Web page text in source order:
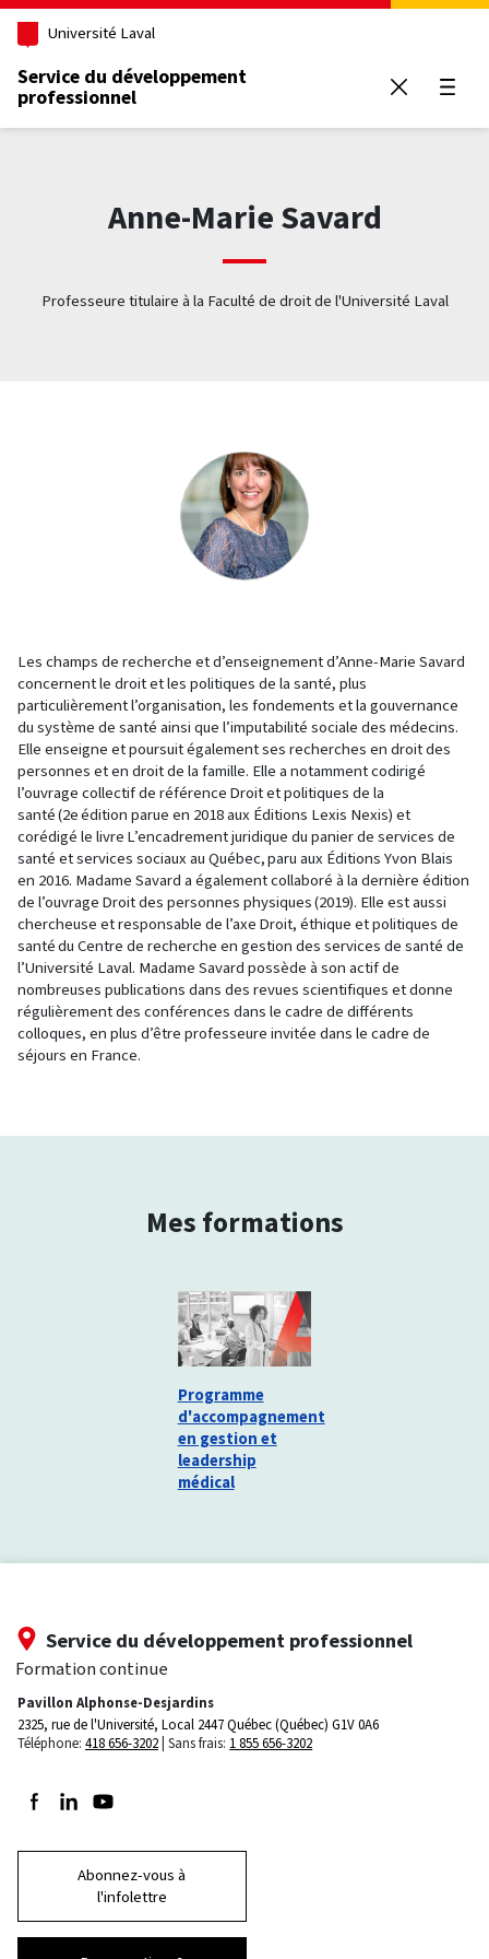
Aller au contenu principal
Université Laval
Service du développement
professionnel
Anne-Marie Savard
Professeure titulaire à la Faculté de droit de l'Université Laval
Les champs de recherche et d’enseignement d’Anne-Marie Savard
concernent le droit et les politiques de la santé, plus
particulièrement l’organisation, les fondements et la gouvernance
du système de santé ainsi que l’imputabilité sociale des médecins.
Elle enseigne et poursuit également ses recherches en droit des
personnes et en droit de la famille. Elle a notamment codirigé
l’ouvrage collectif de référence Droit et politiques de la
santé (2e édition parue en 2018 aux Éditions Lexis Nexis) et
corédigé le livre L’encadrement juridique du panier de services de
santé et services sociaux au Québec, paru aux Éditions Yvon Blais
en 2016. Madame Savard a également collaboré à la dernière édition
de l’ouvrage Droit des personnes physiques (2019). Elle est aussi
chercheuse et responsable de l’axe Droit, éthique et politiques de
santé du Centre de recherche en gestion des services de santé de
l’Université Laval. Madame Savard possède à son actif de
nombreuses publications dans des revues scientifiques et donne
régulièrement des conférences dans le cadre de différents
colloques, en plus d’être professeure invitée dans le cadre de
séjours en France.
Mes formations
Programme
d'accompagnement
en gestion et
leadership
médical
Service du développement professionnel
Formation continue
Pavillon Alphonse-Desjardins
2325, rue de l'Université, Local 2447Québec (Québec) G1V 0A6
Téléphone: 418 656-3202 Sans frais: 1 855 656-3202
Suivez-nous sur Facebook
Suivez-nous sur LinkedIn
Suivez-nous sur Youtube
Abonnez-vous à
l'infolettre